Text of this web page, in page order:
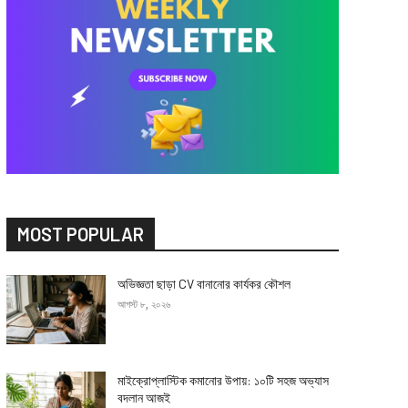
MOST POPULAR
অভিজ্ঞতা ছাড়া CV বানানোর কার্যকর কৌশল
আগস্ট ৮, ২০২৬
মাইক্রোপ্লাস্টিক কমানোর উপায়: ১০টি সহজ অভ্যাস
বদলান আজই